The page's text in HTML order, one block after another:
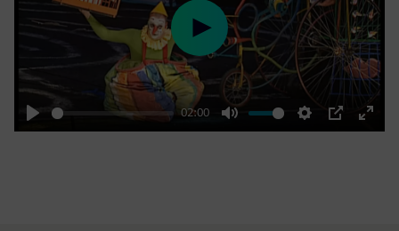
Play
02:00
Mute Settings
PIP
Enter
Play